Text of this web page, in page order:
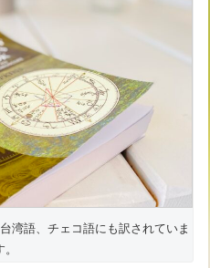
湾語、チェコ語にも訳されていま
。